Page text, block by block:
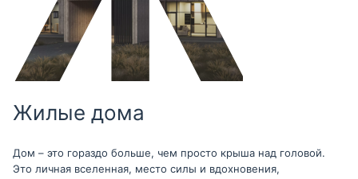
Жилые дома
Дом – это гораздо больше, чем просто крыша над головой.
Это личная вселенная, место силы и вдохновения,